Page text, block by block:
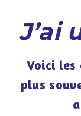
J’ai
Voici les
plus